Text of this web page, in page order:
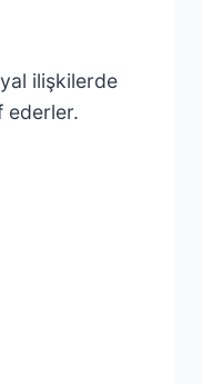
ilişkilerde
ederler.